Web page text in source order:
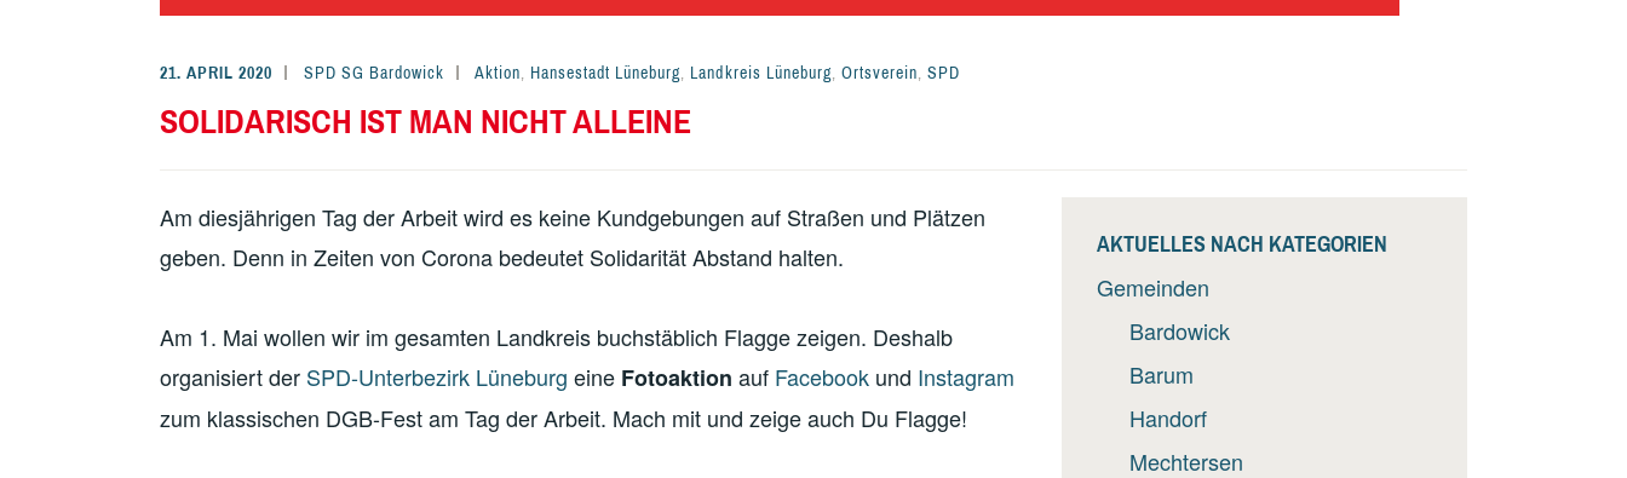
21. APRIL 2020 SPD SG Bardowick Aktion, Hansestadt Lüneburg, Landkreis Lüneburg, Ortsverein, SPD
SOLIDARISCH IST MAN NICHT ALLEINE
Am diesjährigen Tag der Arbeit wird es keine Kundgebungen auf Straßen und Plätzen
geben. Denn in Zeiten von Corona bedeutet Solidarität Abstand halten.
Am 1. Mai wollen wir im gesamten Landkreis buchstäblich Flagge zeigen. Deshalb
organisiert der SPD-Unterbezirk Lüneburg eine Fotoaktion auf Facebook und Instagram
zum klassischen DGB-Fest am Tag der Arbeit. Mach mit und zeige auch Du Flagge!
AKTUELLES NACH KATEGORIEN
Gemeinden
Bardowick
Barum
Handorf
Mechtersen